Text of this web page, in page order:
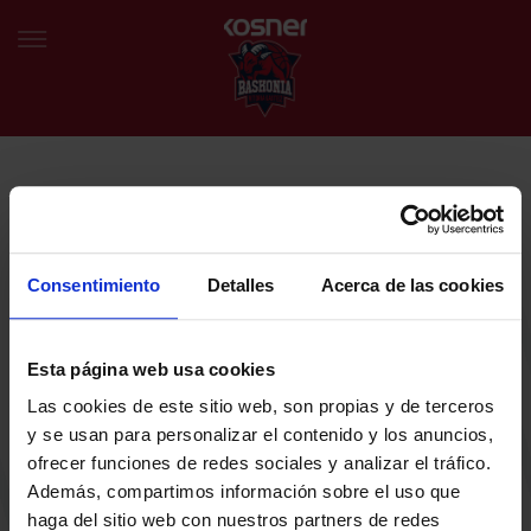
Consentimiento Detalles Acerca de las cookies
Esta página web usa cookies
Las cookies de este sitio web, son propias y de terceros
y se usan para personalizar el contenido y los anuncios,
ofrecer funciones de redes sociales y analizar el tráfico.
Además, compartimos información sobre el uso que
haga del sitio web con nuestros partners de redes
BERRIAK
SARRERAK
ABONATUAK
EGUTEGIA
Egin bat gure harmaila birtualarekin eta izan lehena klubaren
azken albiste eta promozioen berri izaten.
Baskoniaren Pribatutasun politika irakurri eta onartzen dut eta
Baskoniaren jarduerei, produktuei, zerbitzuei, lehiaketei, eskaintzei
eta/edo sustapenei buruzko komunikazio elektronikoak jaso nahi ditut.
DENDA OFIZIALA BASKONIA
SARRERAK